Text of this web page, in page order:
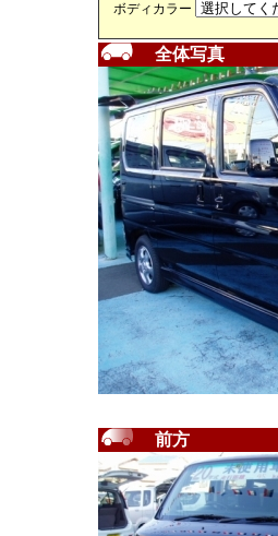
ボディカラー
全体写真
前方